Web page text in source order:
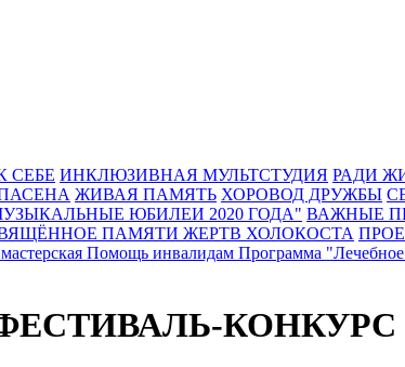
СЕБЕ ИНКЛЮЗИВНАЯ МУЛЬТСТУДИЯ РАДИ
ЖИВАЯ ПАМЯТЬ ХОРОВОД ДРУЖБЫ
ЮБИЛЕИ 2020 ГОДА" ВАЖНЫЕ
ПАМЯТИ ЖЕРТВ ХОЛОКОСТА
Помощь инвалидам Программа
КОНКУРС